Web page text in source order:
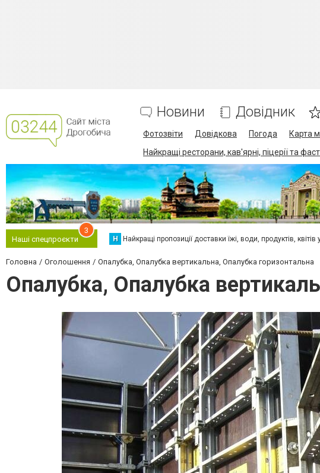
Новини Довідник
Фотозвіти Довідкова Погода Карта
Найкращі ресторани, кав'ярні, піцерії та
Наші спецпроєкти
3
Н Найкращі пропозиції доставки їжі, води, продуктів, квітів у
Головна Оголошення Опалубка, Опалубка вертикальна, Опалубка горизонтальна
Опалубка, Опалубка